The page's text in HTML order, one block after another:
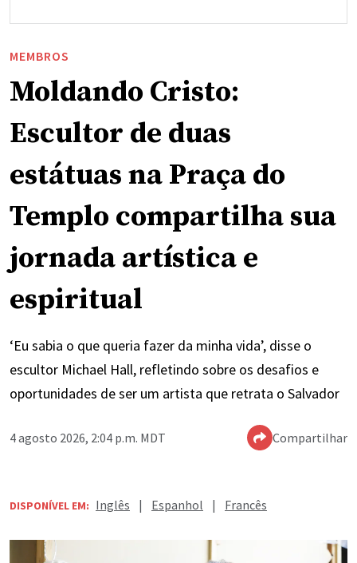
MEMBROS
Moldando Cristo:
Escultor de duas
estátuas na Praça do
Templo compartilha sua
jornada artística e
espiritual
‘Eu sabia o que queria fazer da minha vida’, disse o
escultor Michael Hall, refletindo sobre os desafios e
oportunidades de ser um artista que retrata o Salvador
4 agosto 2026, 2:04 p.m. MDT Compartilhar
DISPONÍVEL EM: Inglês | Espanhol | Francês